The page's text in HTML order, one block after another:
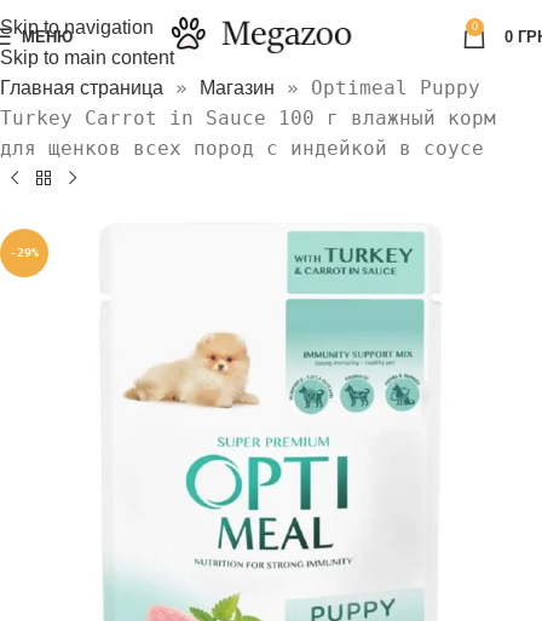
Skip to navigation
Skip to main content
МЕНЮ
0
0
Главная страница » Магазин » Optimeal Puppy
Turkey Carrot in Sauce 100 г влажный корм
для щенков всех пород с индейкой в соусе
-29%